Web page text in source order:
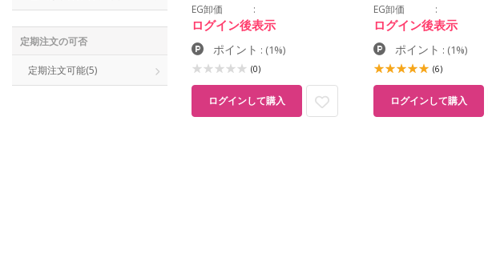
定期注文の可否
定期注文可能(5)
EG卸価
ログイン後表示
ポイント : (1%)
(0)
ログインして購入
EG卸価
ログイン後表示
ポイント : (1%)
(6)
ログインして購入